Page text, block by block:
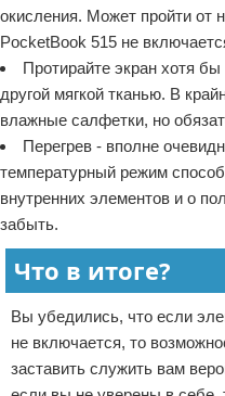
окисления. Может пройти от
PocketBook 515 не
Протирайте экран хотя
другой мягкой тканью. В
влажные салфетки, но
Перегрев - вполне
температурный режим
внутренних элементов и о
забыть.
Что в итоге?
Вы убедились, что если
не включается, то
заставить служить вам